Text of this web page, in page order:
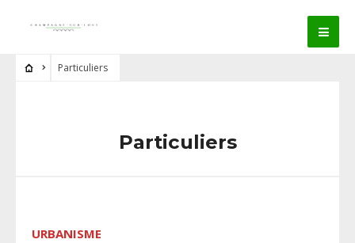
Particuliers
Particuliers
URBANISME